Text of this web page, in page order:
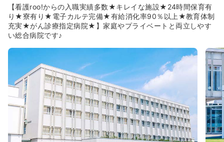
入職された看護師さんからは「人間関係が抜群に良くて働
きやすい！」との声をたくさん頂いています。
職場環境が落ち着いているせいか、看護師さんも優しくて
穏やかな方が多いようです☆
≪看護師さんが働きやすい環境作りに努めています≫
◆ドクター・コメディカルの人数が大変充実している病院
です。
コメディカルと看護師の業務分担がとてもしっかりされて
おり、病院によっては看護師が行う業務もコメディカルが
行っているため、看護師の業務負担はとても少なくなって
います。
≪教育・研修制度◎◎≫
【看護roo!からの入職実績多数★キレイな施設★24時間保育有
り★寮有り★電子カルテ完備★有給消化率90％以上★教育体制
充実★がん診療指定病院★】家庭やプライベートと両立しやす
い総合病院です♪